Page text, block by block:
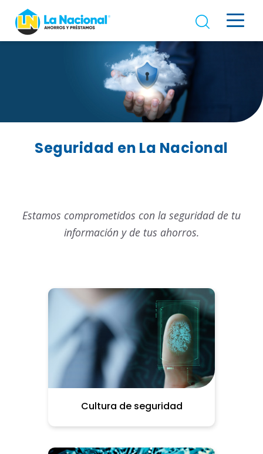
Seguridad en La Nacional
Estamos comprometidos con la seguridad de tu
información y de tus ahorros.
Cultura de seguridad